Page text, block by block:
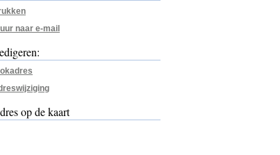
naar e-mail
op de kaart